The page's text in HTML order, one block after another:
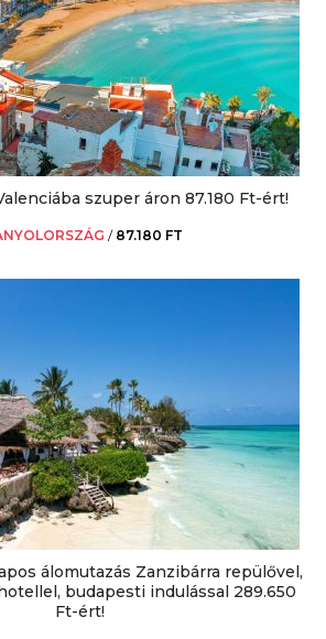
szuper áron 87.180 Ft-ért!
/ 87.180 FT
álomutazás Zanzibárra repülővel,
budapesti indulással 289.650
Ft-ért!